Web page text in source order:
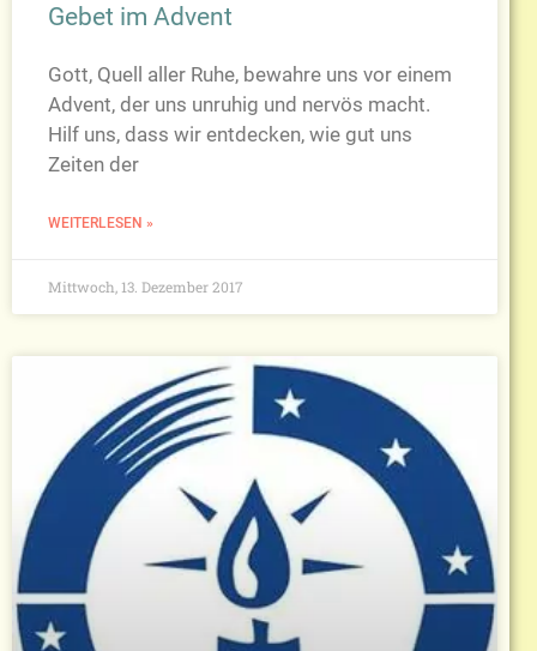
Gebet im Advent
Gott, Quell aller Ruhe, bewahre uns vor einem
Advent, der uns unruhig und nervös macht.
Hilf uns, dass wir entdecken, wie gut uns
Zeiten der
WEITERLESEN »
Mittwoch, 13. Dezember 2017